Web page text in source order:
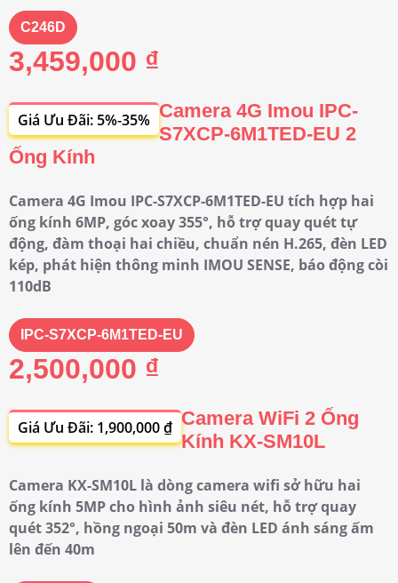
C246D
3,459,000 ₫
Giá Ưu Đãi: 5%-35% Camera 4G Imou IPC-
S7XCP-6M1TED-EU 2
Ống Kính
Camera 4G Imou IPC-S7XCP-6M1TED-EU tích hợp hai
ống kính 6MP, góc xoay 355°, hỗ trợ quay quét tự
động, đàm thoại hai chiều, chuẩn nén H.265, đèn LED
kép, phát hiện thông minh IMOU SENSE, báo động còi
110dB
IPC-S7XCP-6M1TED-EU
2,500,000 ₫
Giá Ưu Đãi: 1,900,000 ₫ Camera WiFi 2 Ống
Kính KX-SM10L
Camera KX-SM10L là dòng camera wifi sở hữu hai
ống kính 5MP cho hình ảnh siêu nét, hỗ trợ quay
quét 352°, hồng ngoại 50m và đèn LED ánh sáng ấm
lên đến 40m